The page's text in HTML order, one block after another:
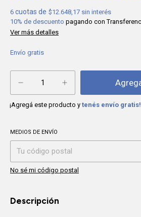
6 $12.648,17 sin interés
10% de descuento pagando con
Ver más detalles
Envío gratis
¡Agregá este producto y tenés envío gratis!
Entregas para el CP:
MEDIOS DE ENVÍO
No sé mi código postal
Descripción